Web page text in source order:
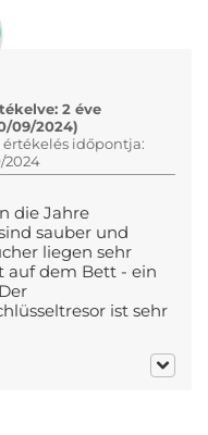
2 éve
09/2024)
értékelés időpontja:
2024
die Jahre
sauber und
liegen sehr
auf dem Bett - ein
ist sehr